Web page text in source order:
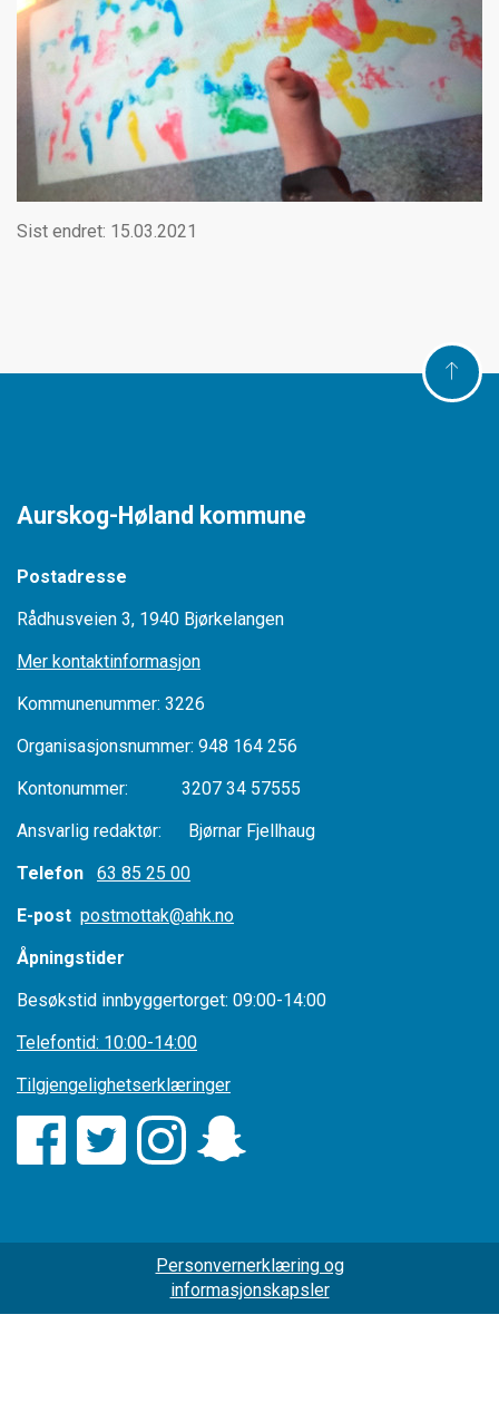
Sist endret: 15.03.2021
Aurskog-Høland kommune
Postadresse
Rådhusveien 3, 1940 Bjørkelangen
Mer kontaktinformasjon
Kommunenummer: 3226
Organisasjonsnummer: 948 164 256
Kontonummer: 3207 34 57555
Ansvarlig redaktør: Bjørnar Fjellhaug
Telefon 63 85 25 00
E-post postmottak@ahk.no
Åpningstider
Besøkstid innbyggertorget: 09:00-14:00
Telefontid: 10:00-14:00
Tilgjengelighetserklæringer
Personvernerklæring og
informasjonskapsler